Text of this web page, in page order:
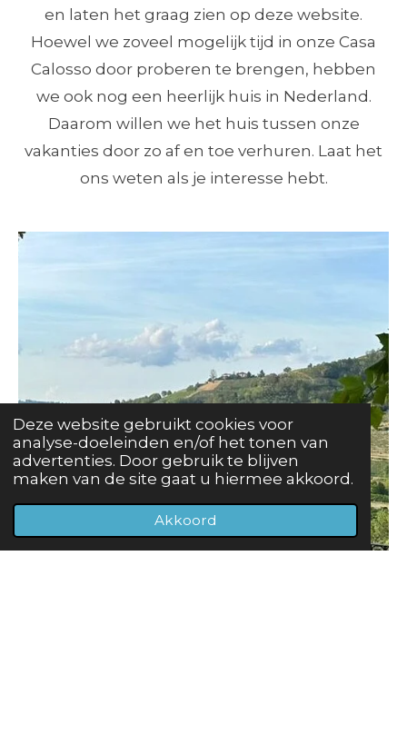
Deze website gebruikt cookies voor
analyse-doeleinden en/of het tonen van
advertenties. Door gebruik te blijven
maken van de site gaat u hiermee akkoord.
Akkoord
en laten het graag zien op deze website.
Hoewel we zoveel mogelijk tijd in onze Casa
Calosso door proberen te brengen, hebben
we ook nog een heerlijk huis in Nederland.
Daarom willen we het huis tussen onze
vakanties door zo af en toe verhuren. Laat het
ons weten als je interesse hebt.